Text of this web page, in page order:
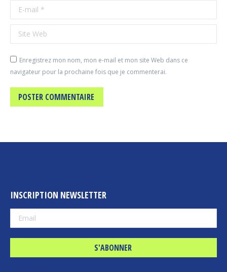
E-mail *
Site Web
Enregistrez mon nom, mon e-mail et mon site Web dans ce
navigateur pour la prochaine fois que je commenterai.
POSTER COMMENTAIRE
INSCRIPTION NEWSLETTER